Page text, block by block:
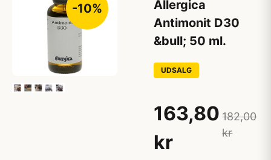
-10%
Allergica
Antimonit D30
&bull; 50 ml.
UDSALG
163,80
kr
182,00
kr